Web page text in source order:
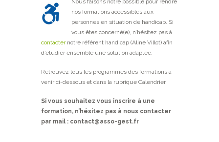
nos formations accessibles aux
personnes en situation de handicap. Si
vous êtes concerné(e), n’hésitez pas à
contacternotre référent handicap (Aline Villot) afin
d’étudier ensemble une solution adaptée.
Retrouvez tous les programmes des formations à
venir ci-dessous et dans la rubrique Calendrier.
Si vous souhaitez vous inscrire à une
formation, n’hésitez pas à nous contacter
par mail : contact@asso-gest.fr